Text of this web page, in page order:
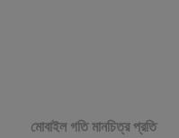
মোবাইল গতি মানচিত্র প্রতি